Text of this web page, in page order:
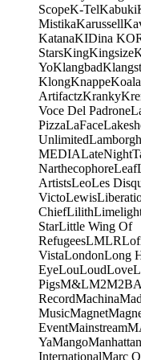
ScopeK-TelKabuki
MistikaKarussell
KatanaKIDina
StarsKingKingsize
YoKlangbad
KlongKnappeKoala
ArtifactzKranky
Voce Del Padrone
PizzaLaFace
Unlimited
MEDIA
NarthecophoreLeaf
ArtistsLeoLes
VictoLewis
ChiefLilith
StarLittle Wing Of
RefugeesLMLR
VistaLondonLong
EyeLouLoudLove
PigsM&LM2M2BA
RecordMachina
MusicMagnet
EventMainstream
YaMangoManhattan
InternationalMarc